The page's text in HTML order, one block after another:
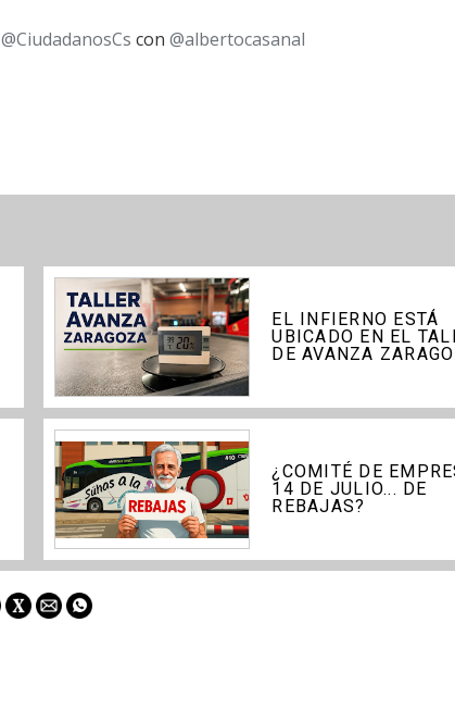
@CiudadanosCs con @albertocasanal
EL INFIERNO ESTÁ
UBICADO EN EL
DE AVANZA
¿COMITÉ DE
14 DE JULIO... DE
REBAJAS?